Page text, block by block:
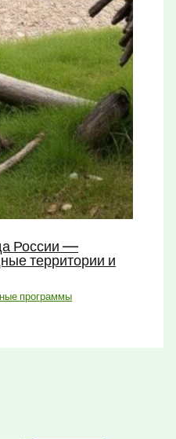
России —
территории и
программы